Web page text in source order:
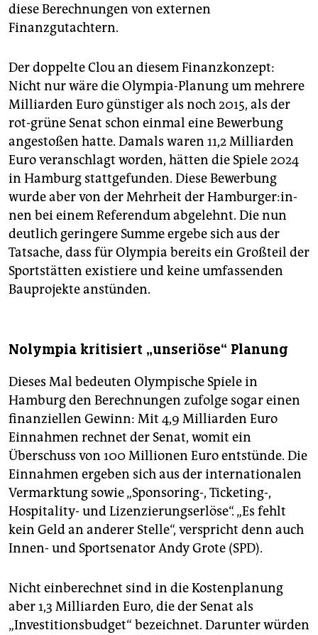
diese Berechnungen von externen
Finanzgutachtern.
Der doppelte Clou an diesem Finanzkonzept:
Nicht nur wäre die Olympia-Planung um mehrere
Milliarden Euro günstiger als noch 2015, als der
rot-grüne Senat schon einmal eine Bewerbung
angestoßen hatte. Damals waren 11,2 Milliarden
Euro veranschlagt worden, hätten die Spiele 2024
in Hamburg stattgefunden. Diese Bewerbung
wurde aber von der Mehrheit der Ham­bur­ge­r:in­
nen bei einem Referendum abgelehnt. Die nun
deutlich geringere Summe ergebe sich aus der
Tatsache, dass für Olympia bereits ein Großteil der
Sportstätten existiere und keine umfassenden
Bauprojekte anstünden.
Nolympia kritisiert „unseriöse“ Planung
Dieses Mal bedeuten Olympische Spiele in
Hamburg den Berechnungen zufolge sogar einen
finanziellen Gewinn: Mit 4,9 Milliarden Euro
Einnahmen rechnet der Senat, womit ein
Überschuss von 100 Millionen Euro entstünde. Die
Einnahmen ergeben sich aus der internationalen
Vermarktung sowie „Sponsoring-, Ticketing-,
Hospitality- und Lizenzierungserlöse“. „Es fehlt
kein Geld an anderer Stelle“, verspricht denn auch
Innen- und Sportsenator Andy Grote (SPD).
Nicht einberechnet sind in die Kostenplanung
aber 1,3 Milliarden Euro, die der Senat als
„Investitionsbudget“ bezeichnet. Darunter würden